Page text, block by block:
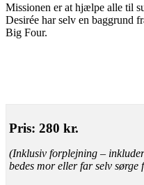
Missionen er at hjælpe alle til
Desirée har selv en baggrund
Big Four.
Pris: 280 kr.
(Inklusiv forplejning–
bedes mor eller far selv sørge